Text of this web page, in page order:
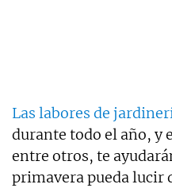
Las labores de
durante todo el año, y
entre otros, te
primavera pueda lucir